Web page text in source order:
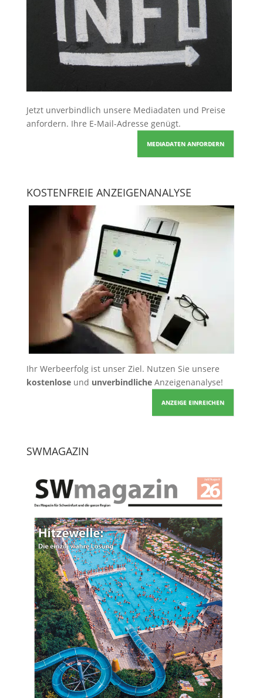
Jetzt unverbindlich unsere Mediadaten und Preise
anfordern. Ihre E-Mail-Adresse genügt.
MEDIADATEN ANFORDERN
KOSTENFREIE ANZEIGENANALYSE
Ihr Werbeerfolg ist unser Ziel. Nutzen Sie unsere
kostenloseund unverbindlicheAnzeigenanalyse!
ANZEIGE EINREICHEN
SWMAGAZIN